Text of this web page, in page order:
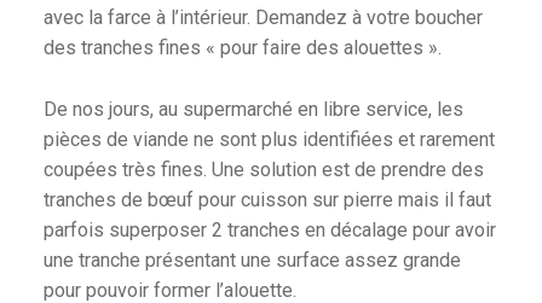
avec la farce à l’intérieur. Demandez à votre boucher
des tranches fines « pour faire des alouettes ».
De nos jours, au supermarché en libre service, les
pièces de viande ne sont plus identifiées et rarement
coupées très fines. Une solution est de prendre des
tranches de bœuf pour cuisson sur pierre mais il faut
parfois superposer 2 tranches en décalage pour avoir
une tranche présentant une surface assez grande
pour pouvoir former l’alouette.